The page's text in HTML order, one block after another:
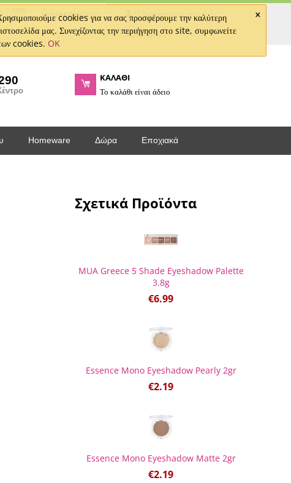
×
cookies για να σας προσφέρουμε την καλύτερη
μας. Συνεχίζοντας την περιήγηση στο site, συμφωνείτε
cookies. OK
Ο Λογαριασμός μου
Ελληνικά
ΚΑΛΑΘΙ
Το καλάθι είναι άδειο
Homeware Δώρα Εποχιακά
Σχετικά Προϊόντα
MUA Greece 5 Shade Eyeshadow Palette
3.8g
€6.99
Essence Mono Eyeshadow Pearly 2gr
€2.19
Essence Mono Eyeshadow Matte 2gr
€2.19